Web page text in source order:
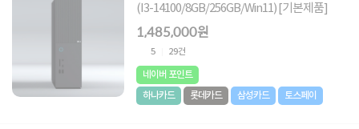
(I3-14100/8GB/256GB/Win11) [기본제품]
1,485,000원
5 29건
네이버 포인트
하나카드
롯데카드 삼성카드 토스페이